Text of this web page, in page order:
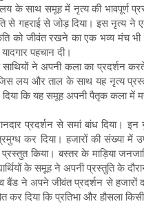
के साथ समूह में नृत्य की भावपूर्ण
से गहराई से जोड़ दिया। इस नृत्य ने
को जीवंत रखने का एक भव्य मंच
पहचान दी।
ने अपनी कला का प्रदर्शन
लय और ताल के साथ यह नृत्य
कि यह समूह अपनी पैतृक कला में
प्रदर्शन से समां बांध दिया।
कर दिया। हजारों की संख्या में
किया। बस्तर के माड़िया जनजाति
के समूह ने अपनी प्रस्तुति के
ने अपने जीवंत प्रदर्शन से हजारों
दिया कि प्रतिभा और हौसला किसी